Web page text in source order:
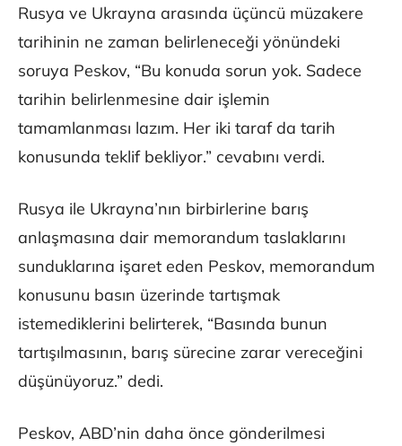
Rusya ve Ukrayna arasında üçüncü müzakere
tarihinin ne zaman belirleneceği yönündeki
soruya Peskov, “Bu konuda sorun yok. Sadece
tarihin belirlenmesine dair işlemin
tamamlanması lazım. Her iki taraf da tarih
konusunda teklif bekliyor.” cevabını verdi.
Rusya ile Ukrayna’nın birbirlerine barış
anlaşmasına dair memorandum taslaklarını
sunduklarına işaret eden Peskov, memorandum
konusunu basın üzerinde tartışmak
istemediklerini belirterek, “Basında bunun
tartışılmasının, barış sürecine zarar vereceğini
düşünüyoruz.” dedi.
Peskov, ABD’nin daha önce gönderilmesi